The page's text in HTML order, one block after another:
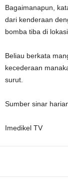
Bagaimanapun,
dari kenderaan
bomba tiba di lokasi.
Beliau berkata
kecederaan
surut.
Sumber sinar
Imedikel TV